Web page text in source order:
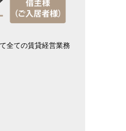
全ての賃貸経営業務